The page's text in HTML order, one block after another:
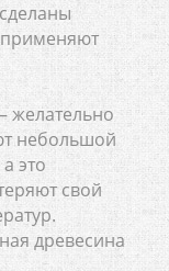
желательно
небольшой
это
свой
древесина